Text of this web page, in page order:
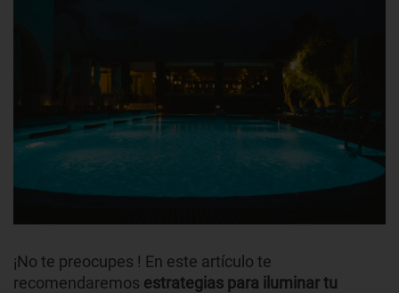
¡No te preocupes ! En este artículo te
recomendaremos estrategias para iluminar tu